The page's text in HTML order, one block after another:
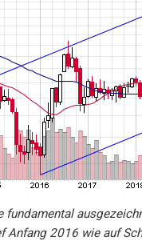
fundamental
Anfang 2016 wie auf